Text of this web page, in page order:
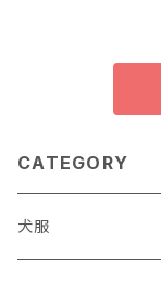
CATEGORY
犬服